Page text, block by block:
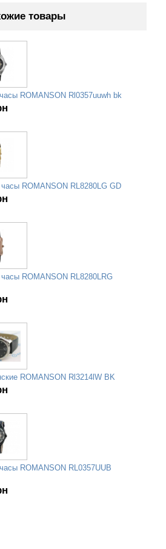
товары
ROMANSON Rl0357uuwh bk
ROMANSON RL8280LG GD
ROMANSON RL8280LRG
ROMANSON Rl3214lW BK
ROMANSON RL0357UUB